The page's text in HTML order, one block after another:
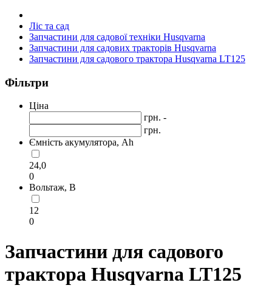
Ліс та сад
Запчастини для садової техніки Husqvarna
Запчастини для садових тракторів Husqvarna
Запчастини для садового трактора Husqvarna LT125
Фільтри
Ціна
грн. -
грн.
Ємність акумулятора, Ah
24,0
0
Вольтаж, В
12
0
Запчастини для садового
трактора Husqvarna LT125